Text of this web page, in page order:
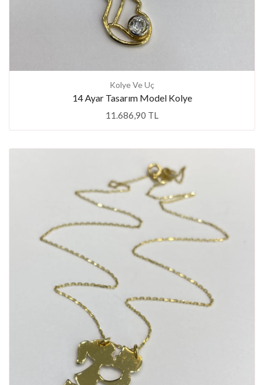
Kolye Ve Uç
14 Ayar Tasarım Model Kolye
11.686,90 TL